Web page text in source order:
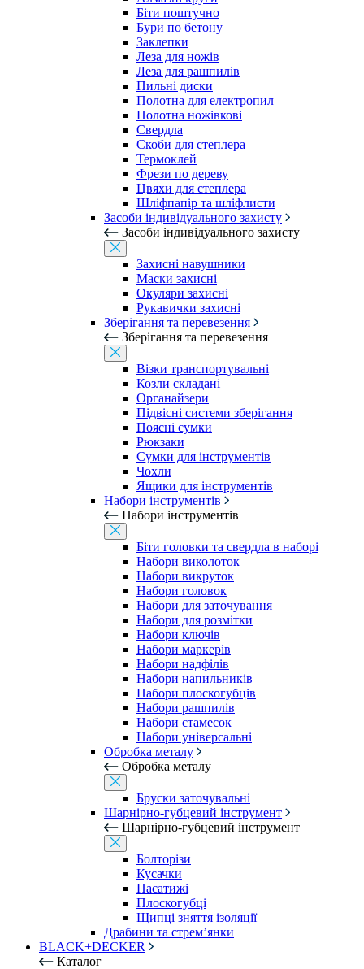
Біти поштучно
Бури по бетону
Заклепки
Леза для ножів
Леза для рашпилів
Пильні диски
Полотна для електропил
Полотна ножівкові
Свердла
Скоби для степлера
Термоклей
Фрези по дереву
Цвяхи для степлера
Шліфпапір та шліфлисти
Засоби індивідуального захисту
Засоби індивідуального захисту
Захисні навушники
Маски захисні
Окуляри захисні
Рукавички захисні
Зберігання та перевезення
Зберігання та перевезення
Візки транспортувальні
Козли складані
Органайзери
Підвісні системи зберігання
Поясні сумки
Рюкзаки
Сумки для інструментів
Чохли
Ящики для інструментів
Набори інструментів
Набори інструментів
Біти головки та свердла в наборі
Набори виколоток
Набори викруток
Набори головок
Набори для заточування
Набори для розмітки
Набори ключів
Набори маркерів
Набори надфілів
Набори напильників
Набори плоскогубців
Набори рашпилів
Набори стамесок
Набори універсальні
Обробка металу
Обробка металу
Бруски заточувальні
Шарнірно-губцевий інструмент
Шарнірно-губцевий інструмент
Болторізи
Кусачки
Пасатижі
Плоскогубці
Щипці зняття ізоляції
Драбини та стрем’янки
BLACK+DECKER
Каталог